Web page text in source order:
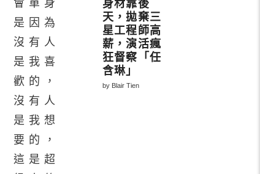
會單身
是因為
沒有人
是我喜
歡的，
沒有人
是我想
要的，
這是超
身材靠後
天，拋棄三
星工程師高
薪，演活瘋
狂督察「任
含琳」
by Blair Tien